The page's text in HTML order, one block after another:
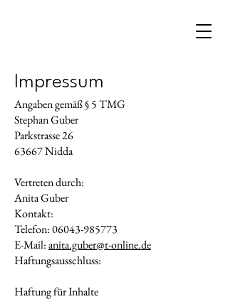
Impressum
Angaben gemäß § 5 TMG
Stephan Guber
Parkstrasse 26
63667 Nidda
Vertreten durch:
Anita Guber
Kontakt:
Telefon: 06043-985773
E-Mail:anita.guber@t-online.de
Haftungsausschluss:
Haftung für Inhalte